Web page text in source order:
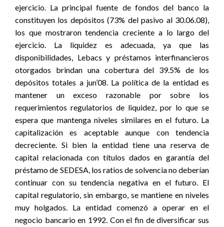
ejercicio. La principal fuente de fondos del banco la
constituyen los depósitos (73% del pasivo al 30.06.08),
los que mostraron tendencia creciente a lo largo del
ejercicio. La liquidez es adecuada, ya que las
disponibilidades, Lebacs y préstamos interfinancieros
otorgados brindan una cobertura del 39.5% de los
depósitos totales a jun’08. La política de la entidad es
mantener un exceso razonable por sobre los
requerimientos regulatorios de liquidez, por lo que se
espera que mantenga niveles similares en el futuro. La
capitalización es aceptable aunque con tendencia
decreciente. Si bien la entidad tiene una reserva de
capital relacionada con títulos dados en garantía del
préstamo de SEDESA, los ratios de solvencia no deberían
continuar con su tendencia negativa en el futuro. El
capital regulatorio, sin embargo, se mantiene en niveles
muy holgados. La entidad comenzó a operar en el
negocio bancario en 1992. Con el fin de diversificar sus